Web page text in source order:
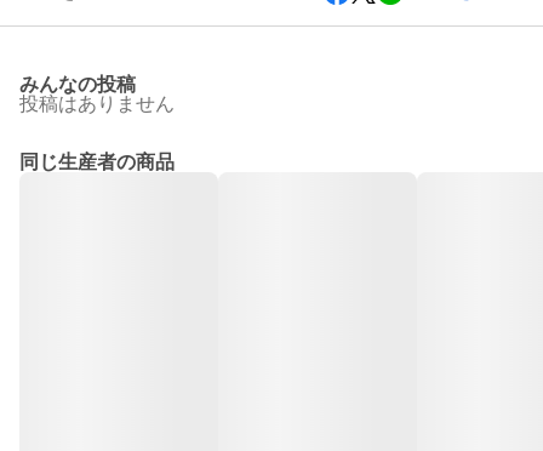
みんなの投稿
投稿はありません
同じ生産者の商品